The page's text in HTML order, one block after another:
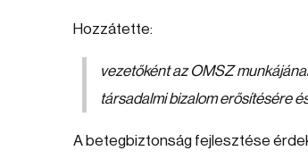
Hozzátette:
vezetőként az OMSZ
társadalmi bizalom erősítésére
A betegbiztonság fejlesztése